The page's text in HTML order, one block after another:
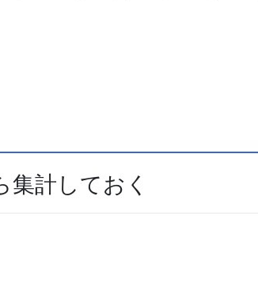
集計しておく